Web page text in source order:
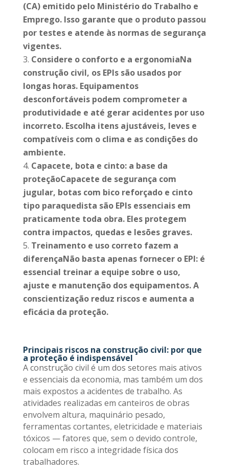
(CA) emitido pelo Ministério do Trabalho e
Emprego. Isso garante que o produto passou
por testes e atende às normas de segurança
vigentes.
Considere o conforto e a ergonomiaNa
construção civil, os EPIs são usados por
longas horas. Equipamentos
desconfortáveis podem comprometer a
produtividade e até gerar acidentes por uso
incorreto. Escolha itens ajustáveis, leves e
compatíveis com o clima e as condições do
ambiente.
Capacete, bota e cinto: a base da
proteçãoCapacete de segurança com
jugular, botas com bico reforçado e cinto
tipo paraquedista são EPIs essenciais em
praticamente toda obra. Eles protegem
contra impactos, quedas e lesões graves.
Treinamento e uso correto fazem a
diferençaNão basta apenas fornecer o EPI: é
essencial treinar a equipe sobre o uso,
ajuste e manutenção dos equipamentos. A
conscientização reduz riscos e aumenta a
eficácia da proteção.
Principais riscos na construção civil: por que
a proteção é indispensável
A construção civil é um dos setores mais ativos
e essenciais da economia, mas também um dos
mais expostos a acidentes de trabalho. As
atividades realizadas em canteiros de obras
envolvem altura, maquinário pesado,
ferramentas cortantes, eletricidade e materiais
tóxicos — fatores que, sem o devido controle,
colocam em risco a integridade física dos
trabalhadores.